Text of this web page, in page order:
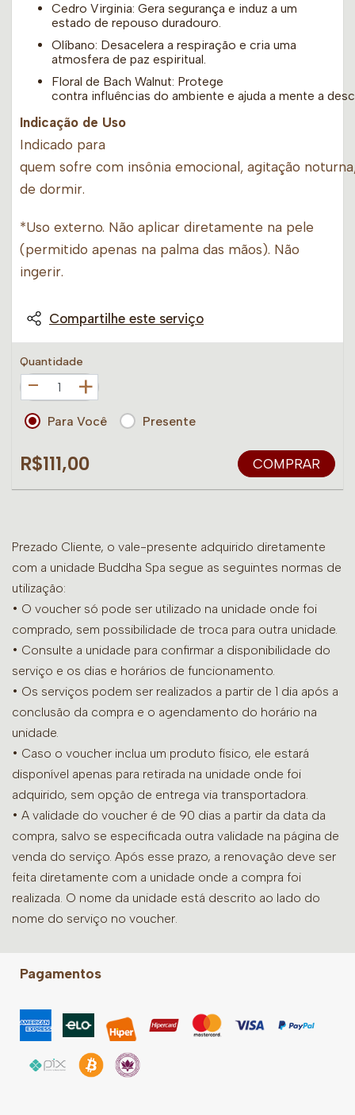
Cedro Virginia: Gera segurança e induz a um
estado de repouso duradouro.
Olíbano: Desacelera a respiração e cria uma
atmosfera de paz espiritual.
Floral de Bach Walnut: Protege
contra influências do ambiente e ajuda a mente a
Indicação de Uso
Indicado para
quem sofre com insônia emocional, agitação
de dormir.
*Uso externo. Não aplicar diretamente na pele
(permitido apenas na palma das mãos). Não
ingerir.
Compartilhe este serviço
Quantidade
+
Para Você Presente
R$111,00 COMPRAR
Prezado Cliente, o vale-presente adquirido diretamente
com a unidade Buddha Spa segue as seguintes normas de
utilização:
• O voucher só pode ser utilizado na unidade onde foi
comprado, sem possibilidade de troca para outra unidade.
• Consulte a unidade para confirmar a disponibilidade do
serviço e os dias e horários de funcionamento.
• Os serviços podem ser realizados a partir de 1 dia após a
conclusão da compra e o agendamento do horário na
unidade.
• Caso o voucher inclua um produto físico, ele estará
disponível apenas para retirada na unidade onde foi
adquirido, sem opção de entrega via transportadora.
• A validade do voucher é de 90 dias a partir da data da
compra, salvo se especificada outra validade na página de
venda do serviço. Após esse prazo, a renovação deve ser
feita diretamente com a unidade onde a compra foi
realizada. O nome da unidade está descrito ao lado do
nome do serviço no voucher.
Pagamentos